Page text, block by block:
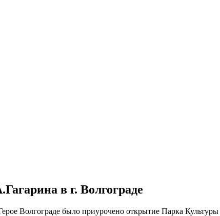
в г. Волгограде
Волгограде было приурочено открытие Парка